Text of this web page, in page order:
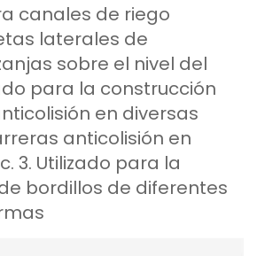
canales de riego
laterales de
sobre el nivel del
para la construcción
en diversas
anticolisión en
3. Utilizado para la
bordillos de diferentes